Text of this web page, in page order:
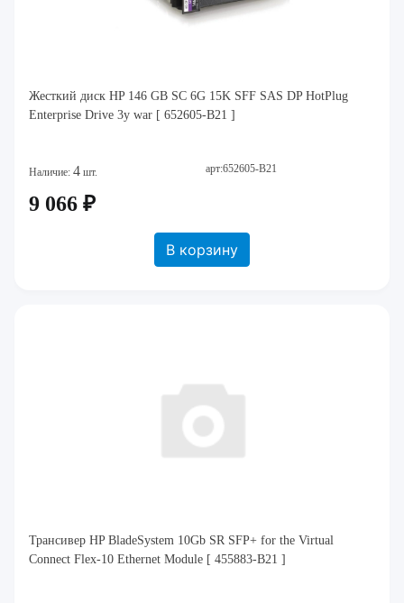
Жесткий диск HP 146 GB SC 6G 15K SFF SAS DP HotPlug
Enterprise Drive 3y war [ 652605-B21 ]
Наличие: 4 шт. арт:652605-B21
9 066 ₽
В корзину
Трансивер HP BladeSystem 10Gb SR SFP+ for the Virtual
Connect Flex-10 Ethernet Module [ 455883-B21 ]